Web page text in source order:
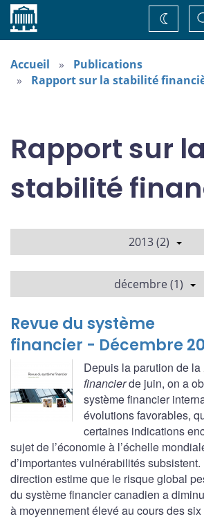
Accueil
de
Accueil
Publications
Rapport sur la stabilité
Rapport sur la
stabilité
2013 (2)
décembre (1)
Revue du système
financier - Décembre
Depuis la parution de la
financierde juin, on a
système financier
évolutions favorables,
certaines indications
sujet de l’économie à l’échelle
d’importantes vulnérabilités
direction estime que le risque global
du système financier canadien a
à moyennement élevé au cours des